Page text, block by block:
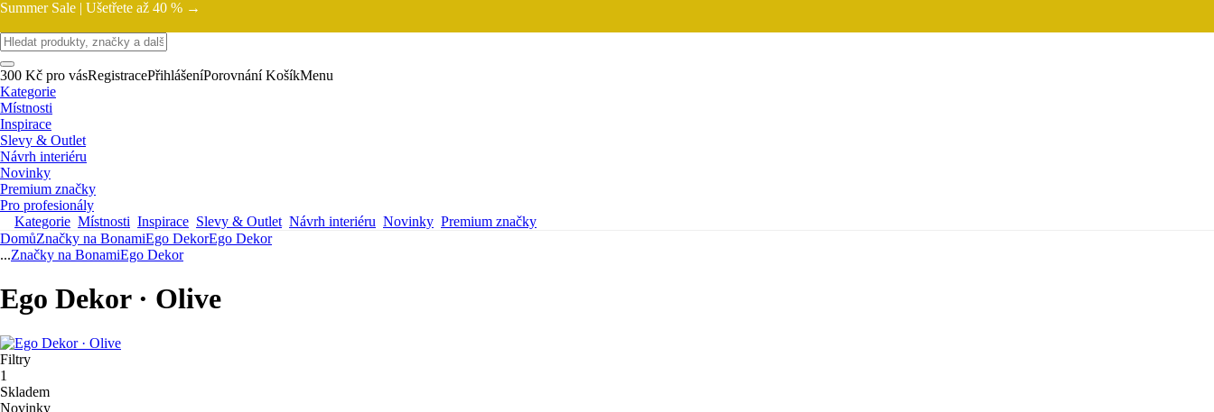
Summer Sale | Ušetřete až 40 % →
300 Kč pro vásRegistracePřihlášeníPorovnání KošíkMenu
Kategorie
Místnosti
Inspirace
Slevy & Outlet
Návrh interiéru
Novinky
Premium značky
Pro profesionály
Kategorie Místnosti Inspirace Slevy & Outlet Návrh interiéru Novinky Premium značky
DomůZnačky na BonamiEgo DekorEgo Dekor
...Značky na BonamiEgo Dekor
Ego Dekor · Olive
Filtry
1
Skladem
Novinky